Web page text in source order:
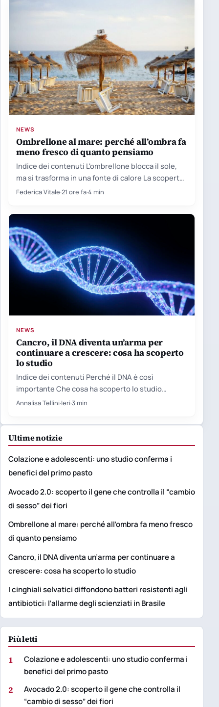
NEWS
Ombrellone al mare: perché all’ombra fa
meno fresco di quanto pensiamo
Indice dei contenuti L'ombrellone blocca il sole,
ma si trasforma in una fonte di calore La scoperta
nata…
Federica Vitale·21 ore fa·4 min
NEWS
Cancro, il DNA diventa un’arma per
continuare a crescere: cosa ha scoperto
lo studio
Indice dei contenuti Perché il DNA è così
importante Che cosa ha scoperto lo studio
Perché più mutazioni…
Annalisa Tellini·Ieri·3 min
Ultime notizie
Colazione e adolescenti: uno studio conferma i
benefici del primo pasto
Avocado 2.0: scoperto il gene che controlla il “cambio
di sesso” dei fiori
Ombrellone al mare: perché all’ombra fa meno fresco
di quanto pensiamo
Cancro, il DNA diventa un’arma per continuare a
crescere: cosa ha scoperto lo studio
I cinghiali selvatici diffondono batteri resistenti agli
antibiotici: l’allarme degli scienziati in Brasile
Più letti
1
Colazione e adolescenti: uno studio conferma i
benefici del primo pasto
2
Avocado 2.0: scoperto il gene che controlla il
“cambio di sesso” dei fiori